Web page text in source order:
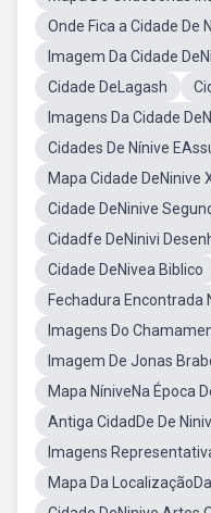
Onde Fica a Cidade De
Imagem Da Cidade
Cidade DeLagash
Imagens Da Cidade
Cidades De Nínive
Mapa Cidade DeNinive
Cidade DeNinive
Cidadfe DeNinivi
Cidade DeNivea Biblico
Fechadura Encontrada
Imagens Do
Imagem De Jonas
Mapa NíniveNa Época
Antiga CidadDe De
Imagens
Mapa Da